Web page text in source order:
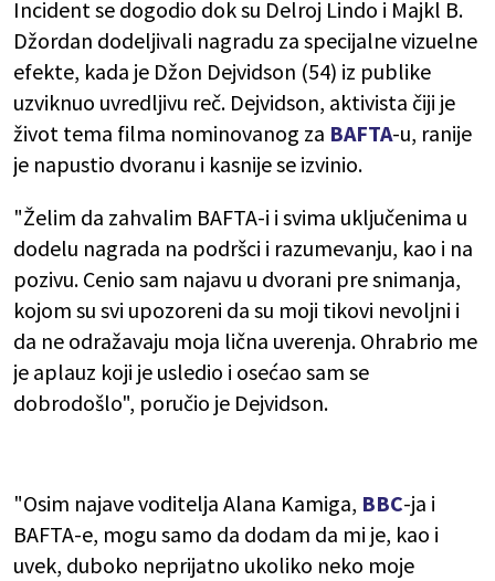
Incident se dogodio dok su Delroj Lindo i Majkl B.
Džordan dodeljivali nagradu za specijalne vizuelne
efekte, kada je Džon Dejvidson (54) iz publike
uzviknuo uvredljivu reč. Dejvidson, aktivista čiji je
život tema filma nominovanog za BAFTA-u, ranije
je napustio dvoranu i kasnije se izvinio.
"Želim da zahvalim BAFTA-i i svima uključenima u
dodelu nagrada na podršci i razumevanju, kao i na
pozivu. Cenio sam najavu u dvorani pre snimanja,
kojom su svi upozoreni da su moji tikovi nevoljni i
da ne odražavaju moja lična uverenja. Ohrabrio me
je aplauz koji je usledio i osećao sam se
dobrodošlo", poručio je Dejvidson.
"Osim najave voditelja Alana Kamiga, BBC-ja i
BAFTA-e, mogu samo da dodam da mi je, kao i
uvek, duboko neprijatno ukoliko neko moje